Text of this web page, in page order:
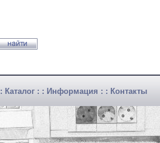
Каталог : : Информация : : Контакты